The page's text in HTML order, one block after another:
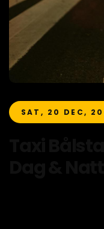
SAT, 20 DEC,